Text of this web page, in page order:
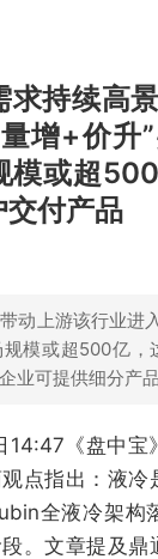
求持续高
增+价升
模或超
交付产品
动上游该行业进
模或超500亿，
业可提供细分产品
14:47《盘中宝
点指出：液冷
全液冷架构
。文章提及鼎